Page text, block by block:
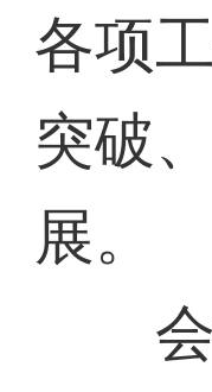
各项
突破
展。
会